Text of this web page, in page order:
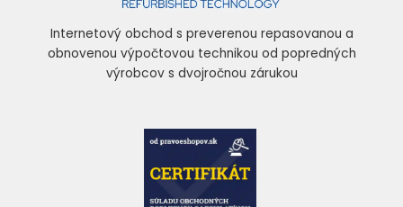
Internetový obchod s preverenou repasovanou a
obnovenou výpočtovou technikou od popredných
výrobcov s dvojročnou zárukou